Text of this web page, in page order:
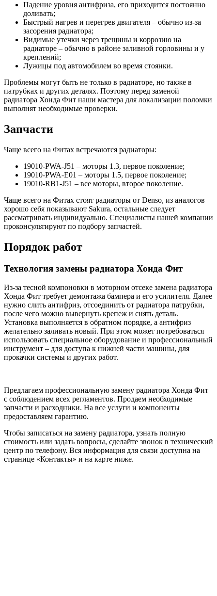
Падение уровня антифриза, его приходится постоянно
доливать;
Быстрый нагрев и перегрев двигателя – обычно из-за
засорения радиатора;
Видимые утечки через трещины и коррозию на
радиаторе – обычно в районе заливной горловины и у
креплений;
Лужицы под автомобилем во время стоянки.
Проблемы могут быть не только в радиаторе, но также в
патрубках и других деталях. Поэтому перед заменой
радиатора Хонда Фит наши мастера для локализации поломки
выполнят необходимые проверки.
Запчасти
Чаще всего на Фитах встречаются радиаторы:
19010-PWA-J51 – моторы 1.3, первое поколение;
19010-PWA-E01 – моторы 1.5, первое поколение;
19010-RB1-J51 – все моторы, второе поколение.
Чаще всего на Фитах стоят радиаторы от Denso, из аналогов
хорошо себя показывают Sakura, остальные следует
рассматривать индивидуально. Специалисты нашей компании
проконсультируют по подбору запчастей.
Порядок работ
Технология замены радиатора Хонда Фит
Из-за тесной компоновки в моторном отсеке замена радиатора
Хонда Фит требует демонтажа бампера и его усилителя. Далее
нужно слить антифриз, отсоединить от радиатора патрубки,
после чего можно вывернуть крепеж и снять деталь.
Установка выполняется в обратном порядке, а антифриз
желательно заливать новый. При этом может потребоваться
использовать специальное оборудование и профессиональный
инструмент – для доступа к нижней части машины, для
прокачки системы и других работ.
Предлагаем профессиональную замену радиатора Хонда Фит
с соблюдением всех регламентов. Продаем необходимые
запчасти и расходники. На все услуги и компоненты
предоставляем гарантию.
Чтобы записаться на замену радиатора, узнать полную
стоимость или задать вопросы, сделайте звонок в технический
центр по телефону. Вся информация для связи доступна на
странице «Контакты» и на карте ниже.